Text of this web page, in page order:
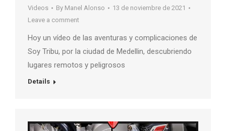
Videos By Manel Alonso
13 de noviembre de 2021
Leave a comment
Hoy un vídeo de las aventuras y complicaciones de
Soy Tribu, por la ciudad de Medellin, descubriendo
lugares remotos y peligrosos
Details